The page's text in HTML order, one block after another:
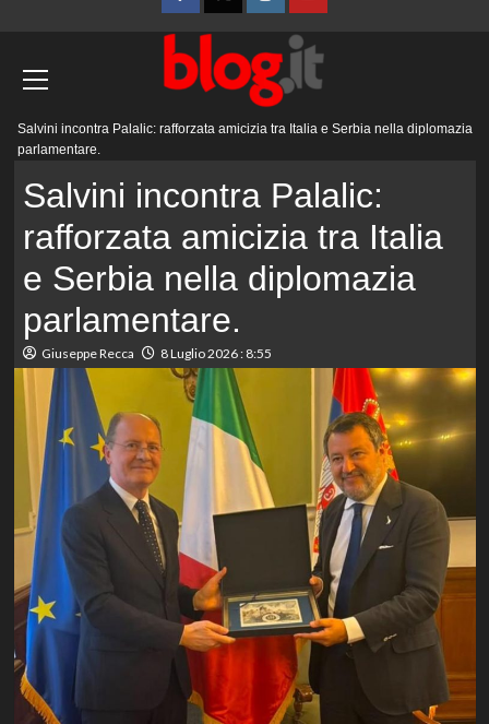
FacebookTwitterInstagramYouTube
principale
Salvini incontra Palalic: rafforzata amicizia tra Italia e Serbia nella diplomazia
parlamentare.
Salvini incontra Palalic:
rafforzata amicizia tra Italia
e Serbia nella diplomazia
parlamentare.
Giuseppe Recca 8 Luglio 2026 : 8:55